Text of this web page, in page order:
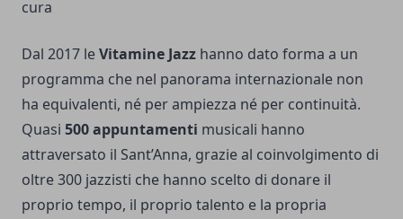
cura
Dal 2017 leVitamine Jazz hanno dato forma a un
programma che nel panorama internazionale non
ha equivalenti, né per ampiezza né per continuità.
Quasi 500 appuntamenti musicali hanno
attraversato il Sant’Anna, grazie al coinvolgimento di
oltre 300 jazzisti che hanno scelto di donare il
proprio tempo, il proprio talento e la propria